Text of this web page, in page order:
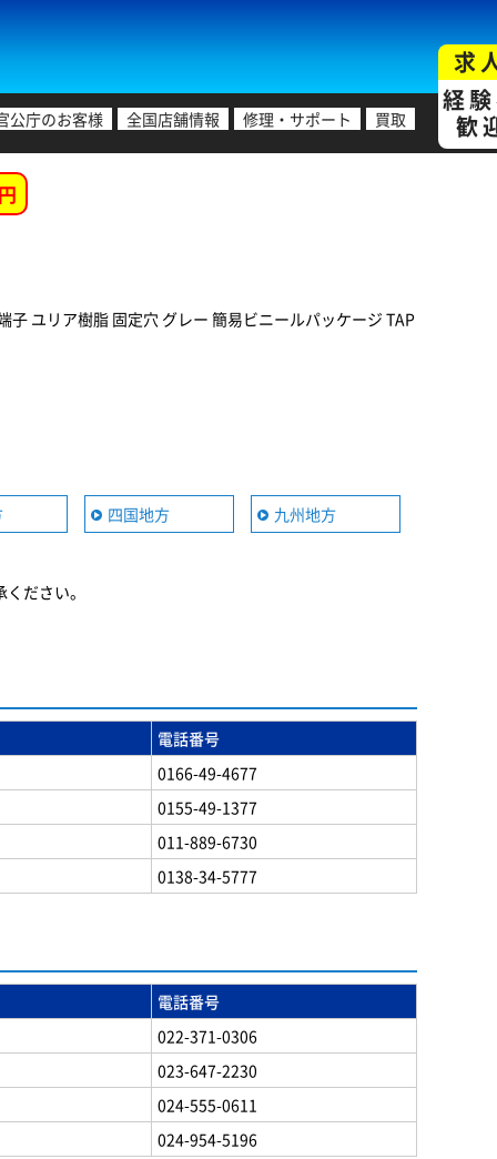
公庁のお客様 全国店舗情報 修理・サポート 買取
求
経
歓
ユリア樹脂 固定穴 グレー 簡易ビニールパッケージ TAP
四国地方 九州地方
ださい。
電話番号
0166-49-4677
0155-49-1377
011-889-6730
0138-34-5777
電話番号
022-371-0306
023-647-2230
024-555-0611
024-954-5196